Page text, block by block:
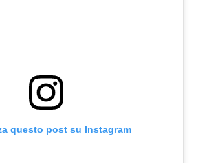
questo post su Instagram